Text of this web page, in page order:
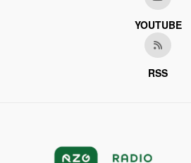
YOUTUBE
RSS